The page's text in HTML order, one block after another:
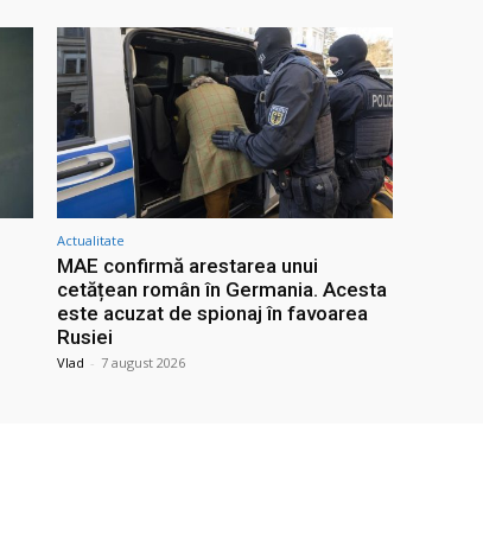
Actualitate
MAE confirmă arestarea unui
cetățean român în Germania. Acesta
este acuzat de spionaj în favoarea
Rusiei
Vlad - 7 august 2026